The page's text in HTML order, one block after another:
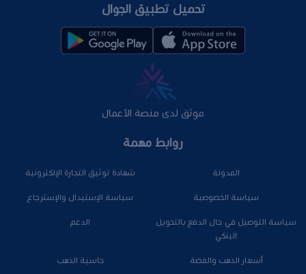
روابط مهمة
المدونة شهادة توثيق التجارة الإلكترونية
سياسة الخصوصية سياسة الإستبدال والإسترجاع
سياسة التوصيل في حال الدفع بالتحويل
البنكي
الدعم
أسعار الذهب والفضة حاسبة الذهب
تحميل تطبيق الجوال
موثق لدى منصة الأعمال